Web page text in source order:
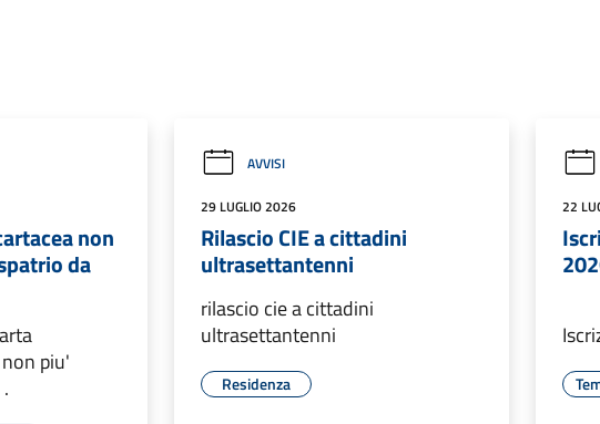
non
da
piu'
AVVISI
29 LUGLIO 2026
Rilascio CIE a cittadini
ultrasettantenni
rilascio cie a cittadini
ultrasettantenni
Residenza
22